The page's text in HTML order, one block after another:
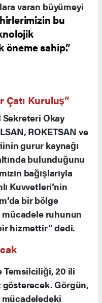
Erzurum Valisi
Başkanı
Müdürü Bilal
%83’e Ulaştı”
Türkiye’nin
oranının son 20
belirterek
185 ülkeye 10
gerçekleştirdik.
İlk 6 aylık